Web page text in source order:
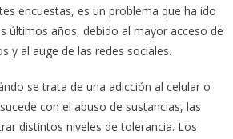
encuestas, es un problema que ha ido
últimos años, debido al mayor acceso de
y al auge de las redes sociales.
se trata de una adicción al celular o
con el abuso de sustancias, las
distintos niveles de tolerancia. Los